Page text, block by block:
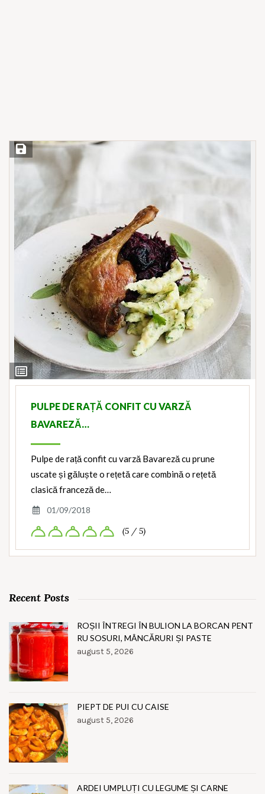
View
Ingredients
Save Recipe
PULPE DE RAȚĂ CONFIT CU VARZĂ
BAVAREZĂ…
Pulpe de rață confit cu varză Bavareză cu prune
uscate și găluște o rețetă care combină o rețetă
clasică franceză de…
01/09/2018
(5 / 5)
Recent Posts
ROȘII ÎNTREGI ÎN BULION LA BORCAN PENT
RU SOSURI, MÂNCĂRURI ȘI PASTE
august 5, 2026
PIEPT DE PUI CU CAISE
august 5, 2026
ARDEI UMPLUȚI CU LEGUME ȘI CARNE